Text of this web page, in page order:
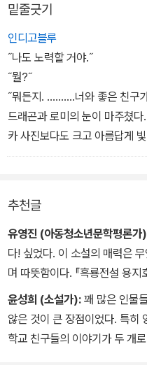
주연으로는 한 번도 살아 본 적
‘지질이’ 용지호가 양재천을 주
이 귀여운 영웅담을 완성하기
라가며 스포트라이트를 비춘다.
존재감에 대해 고민하고 있는
진짜 청소년소설인 이유가 여기
밑줄긋기
인디고블루
˝나도 노력할 거야.˝
˝뭘?˝
˝뭐든지. .………너와 좋은 친구
드래곤과 로미의 눈이 마주쳤
카 사진보다도 크고 아름답게
기 있게 말했다.
지도 않고 숨지도 않을 거야. 앞
할 거야.˝
˝지금도 나쁘지 않아. 고마워,
추천글
유영진 (아동청소년문학평론가
다! 싶었다. 이 소설의 매력은
며 따뜻함이다. 『흑룡전설 용
복하고 현실을 향해 견인해 가
윤성희 (소설가): 꽤 많은 인물
않은 것이 큰 장점이었다. 특히
학교 친구들의 이야기가 두 개